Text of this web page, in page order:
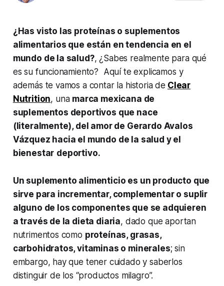
¿Has visto las proteínas o suplementos
alimentarios que están en tendencia en el
mundo de la salud?, ¿Sabes realmente para qué
es su funcionamiento? Aquí te explicamos y
además te vamos a contar la historia de Clear
Nutrition, una marca mexicana de
suplementos deportivos que nace
(literalmente), del amor de Gerardo Avalos
Vázquez hacia el mundo de la salud y el
bienestar deportivo.
Un suplemento alimenticio es un producto que
sirve para incrementar, complementar o suplir
alguno de los componentes que se adquieren
a través de la dieta diaria, dado que aportan
nutrimentos como proteínas, grasas,
carbohidratos, vitaminas o minerales; sin
embargo, hay que tener cuidado y saberlos
distinguir de los “productos milagro”.